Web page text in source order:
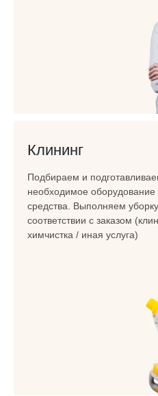
Клининг
Подбираем и
необходимое оборудование
средства. Выполняем
соответствии с заказом
химчистка / иная услуга)